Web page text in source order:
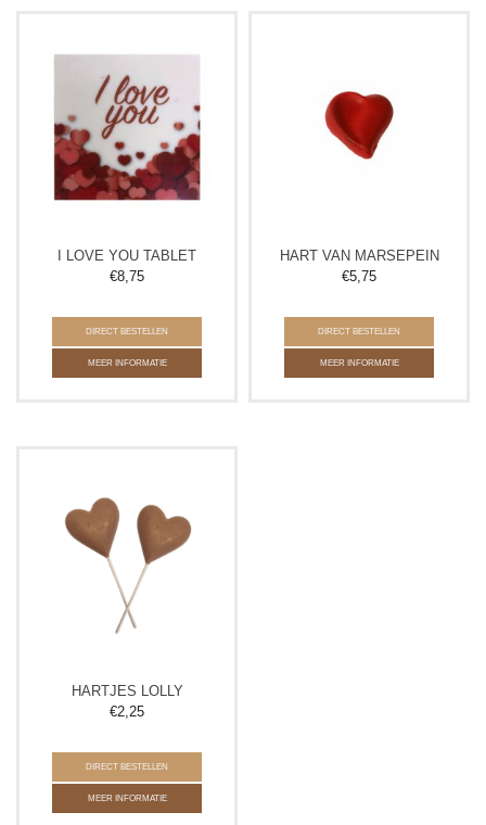
I LOVE YOU TABLET
€8,75
DIRECT BESTELLEN
MEER INFORMATIE
HART VAN MARSEPEIN
€5,75
DIRECT BESTELLEN
MEER INFORMATIE
HARTJES LOLLY
€2,25
DIRECT BESTELLEN
MEER INFORMATIE